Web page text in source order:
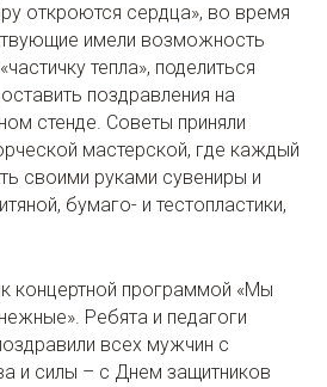
откроются сердца», во время
имели возможность
тепла», поделиться
поздравления на
стенде. Советы приняли
мастерской, где каждый
своими руками сувениры и
бумаго- и тестопластики,
концертной программой «Мы
Ребята и педагоги
всех мужчин с
и силы – с Днем защитников